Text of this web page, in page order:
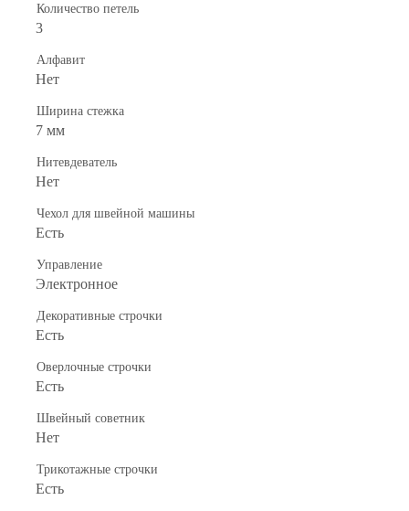
Количество петель
3
Алфавит
Нет
Ширина стежка
7 мм
Нитевдеватель
Нет
Чехол для швейной машины
Есть
Управление
Электронное
Декоративные строчки
Есть
Оверлочные строчки
Есть
Швейный советник
Нет
Трикотажные строчки
Есть